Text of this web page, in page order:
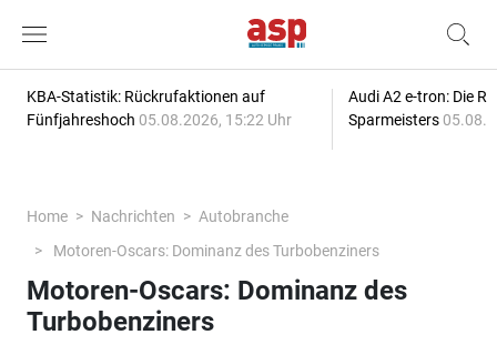
KBA-Statistik: Rückrufaktionen auf
Fünfjahreshoch 05.08.2026, 15:22 Uhr
Audi A2 e-tron: Die
Sparmeisters
Home Nachrichten
Autobranche
Motoren-Oscars: Dominanz des Turbobenziners
Motoren-Oscars: Dominanz des
Turbobenziners